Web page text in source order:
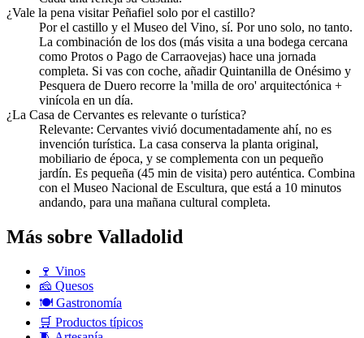
¿Vale la pena visitar Peñafiel solo por el castillo?
Por el castillo y el Museo del Vino, sí. Por uno solo, no tanto.
La combinación de los dos (más visita a una bodega cercana
como Protos o Pago de Carraovejas) hace una jornada
completa. Si vas con coche, añadir Quintanilla de Onésimo y
Pesquera de Duero recorre la 'milla de oro' arquitectónica +
vinícola en un día.
¿La Casa de Cervantes es relevante o turística?
Relevante: Cervantes vivió documentadamente ahí, no es
invención turística. La casa conserva la planta original,
mobiliario de época, y se complementa con un pequeño
jardín. Es pequeña (45 min de visita) pero auténtica. Combina
con el Museo Nacional de Escultura, que está a 10 minutos
andando, para una mañana cultural completa.
Más sobre Valladolid
🍷 Vinos
🧀 Quesos
🍽️ Gastronomía
🛒 Productos típicos